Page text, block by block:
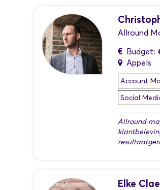
Allround
Budget:
Appels
Account
Social
Allround
Elke